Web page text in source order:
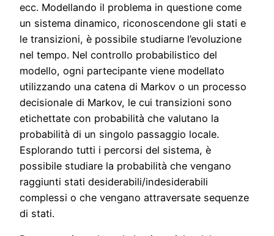
ecc. Modellando il problema in questione come
un sistema dinamico, riconoscendone gli stati e
le transizioni, è possibile studiarne l’evoluzione
nel tempo. Nel controllo probabilistico del
modello, ogni partecipante viene modellato
utilizzando una catena di Markov o un processo
decisionale di Markov, le cui transizioni sono
etichettate con probabilità che valutano la
probabilità di un singolo passaggio locale.
Esplorando tutti i percorsi del sistema, è
possibile studiare la probabilità che vengano
raggiunti stati desiderabili/indesiderabili
complessi o che vengano attraversate sequenze
di stati.